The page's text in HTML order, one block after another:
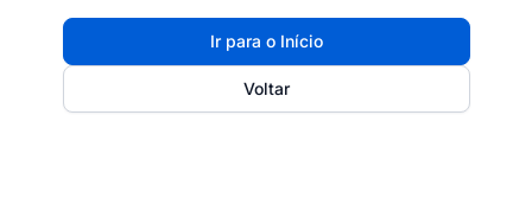
Ir para o Início
Voltar